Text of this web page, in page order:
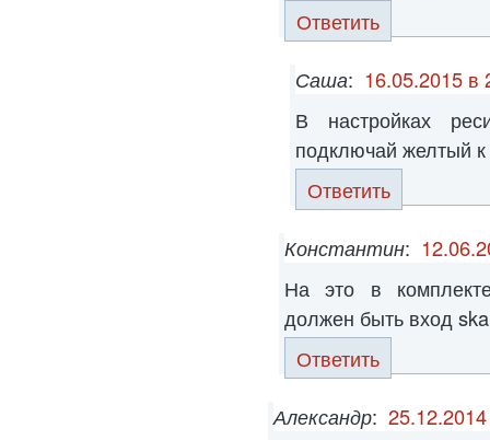
Ответить
Саша: 16.05.2015 в
В настройках
подключай желтый
Ответить
Константин:
На это в
должен быть вход
Ответить
Александр: